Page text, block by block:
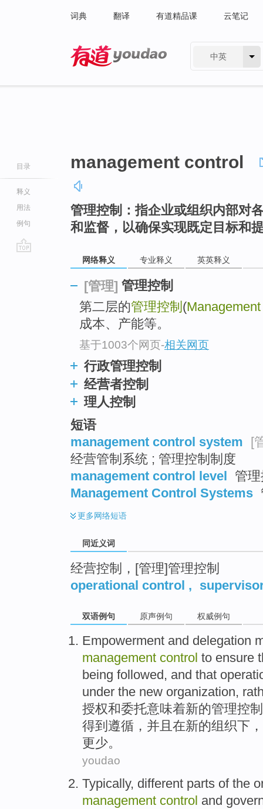
词典 翻译 有道精品课 云笔记
中英
目录
释义
用法
例句
management control
管理控制：指企业或组织内部对
和监督，以确保实现既定目标和
网络释义 专业释义 英英释义
[管理] 管理控制
第二层的管理控制 (
成本、产能等。
基于1003个网页-相关网页
行政管理控制
经营者控制
理人控制
短语
management control system [
经营管制系统 ; 管理控制制度
management control level 管
Management Control Systems
更多网络短语
同近义词
经营控制，[管理]管理控制
operational control ,
双语例句 原声例句 权威例句
Empowerment and delegation
management control to ensure
being followed, and that
under the new organization,
授权和委托意味着新的管理控
得到遵循，并且在新的组织下
更少。
youdao
Typically, different parts of the
management control and